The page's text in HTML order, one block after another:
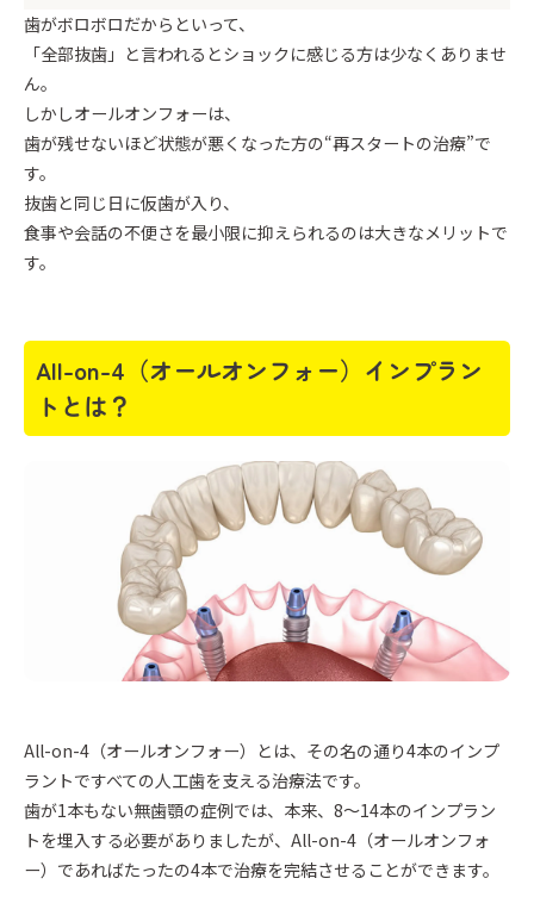
歯がボロボロだからといって、
「全部抜歯」と言われるとショックに感じる方は少なくありませ
ん。
しかしオールオンフォーは、
歯が残せないほど状態が悪くなった方の“再スタートの治療”で
す。
抜歯と同じ日に仮歯が入り、
食事や会話の不便さを最小限に抑えられるのは大きなメリットで
す。
All-on-4（オールオンフォー）インプラン
トとは？
All-on-4（オールオンフォー）とは、その名の通り4本のインプ
ラントですべての人工歯を支える治療法です。
歯が1本もない無歯顎の症例では、本来、8～14本のインプラン
トを埋入する必要がありましたが、All-on-4（オールオンフォ
ー）であればたったの4本で治療を完結させることができます。